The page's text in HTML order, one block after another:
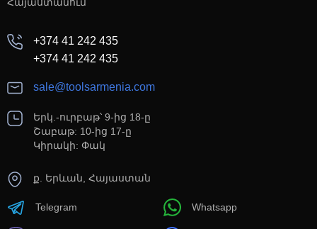
+374 41 242 435
+374 41 242 435
sale@toolsarmenia.com
Երկ.-ուրբաթ՝ 9-ից 18-ը
Շաբաթ: 10-ից 17-ը
Կիրակի: Փակ
ք. Երևան, Հայաստան
Telegram Whatsapp